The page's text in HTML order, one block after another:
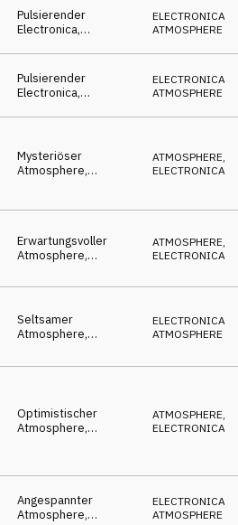
Pulsierender
Electronica,
zusammengefasster
Newsfeed
ELECTRONICA
ATMOSPHERE
Pulsierender
Electronica,
Ankündigungen,
ELECTRONICA
ATMOSPHERE
Mysteriöser
Atmosphere,
ausstehend
ATMOSPHERE,
ELECTRONICA
Erwartungsvoller
Atmosphere,
Infotainment
ATMOSPHERE,
ELECTRONICA
Seltsamer
Atmosphere,
erwartungsvoll,
ELECTRONICA
ATMOSPHERE
Optimistischer
Atmosphere,
ATMOSPHERE,
ELECTRONICA
Angespannter
Atmosphere,
ELECTRONICA
ATMOSPHERE